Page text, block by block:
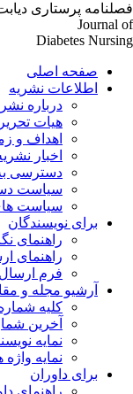
پرستاری دیابت
Journal
Diabetes
صفحه اصلی
اطلاعات نشریه
درباره
هیات
اهداف و
اخبار نشریه
دسترسی به
سیاست
سیاست
برای نویسندگان
راهنمای
راهنمای
فرم ارسال
آرشیو مجله و
کلیه
آخرین
نمایه
نمایه واژه
برای داوران
راهنمای